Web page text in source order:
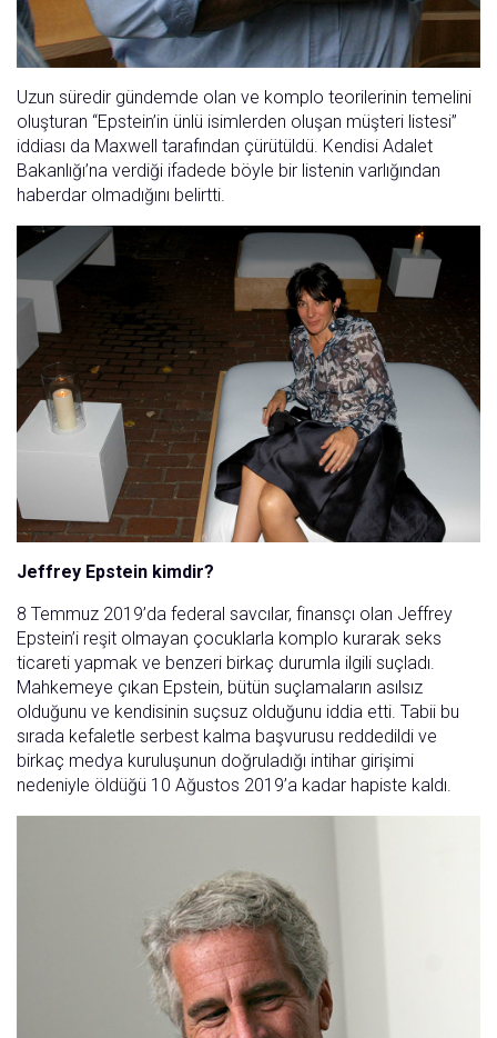
Uzun süredir gündemde olan ve komplo teorilerinin temelini
oluşturan “Epstein’in ünlü isimlerden oluşan müşteri listesi”
iddiası da Maxwell tarafından çürütüldü. Kendisi Adalet
Bakanlığı’na verdiği ifadede böyle bir listenin varlığından
haberdar olmadığını belirtti.
Jeffrey Epstein kimdir?
8 Temmuz 2019’da federal savcılar, finansçı olan Jeffrey
Epstein’i reşit olmayan çocuklarla komplo kurarak seks
ticareti yapmak ve benzeri birkaç durumla ilgili suçladı.
Mahkemeye çıkan Epstein, bütün suçlamaların asılsız
olduğunu ve kendisinin suçsuz olduğunu iddia etti. Tabii bu
sırada kefaletle serbest kalma başvurusu reddedildi ve
birkaç medya kuruluşunun doğruladığı intihar girişimi
nedeniyle öldüğü 10 Ağustos 2019’a kadar hapiste kaldı.